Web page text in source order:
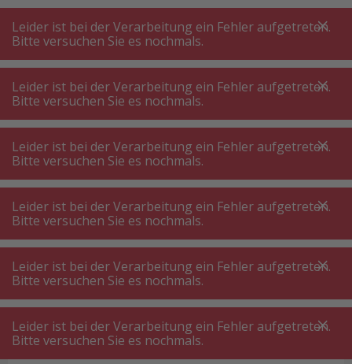
A +++
A+++
A +++
A+++
MyPost
MyPost
MENÜ SUCHE
Hairstyler Warmluftbürste
Warmluftbürste ⋅ Föhnbürste
Produktfilter
39 P.
Sortieren nach
Philips BHA305/00
Leider ist bei der Verarbeitung ein Fehler aufgetreten.
Bitte versuchen Sie es nochmals.
Leider ist bei der Verarbeitung ein Fehler aufgetreten.
Bitte versuchen Sie es nochmals.
Leider ist bei der Verarbeitung ein Fehler aufgetreten.
Bitte versuchen Sie es nochmals.
Leider ist bei der Verarbeitung ein Fehler aufgetreten.
Bitte versuchen Sie es nochmals.
Leider ist bei der Verarbeitung ein Fehler aufgetreten.
Bitte versuchen Sie es nochmals.
Leider ist bei der Verarbeitung ein Fehler aufgetreten.
Bitte versuchen Sie es nochmals.